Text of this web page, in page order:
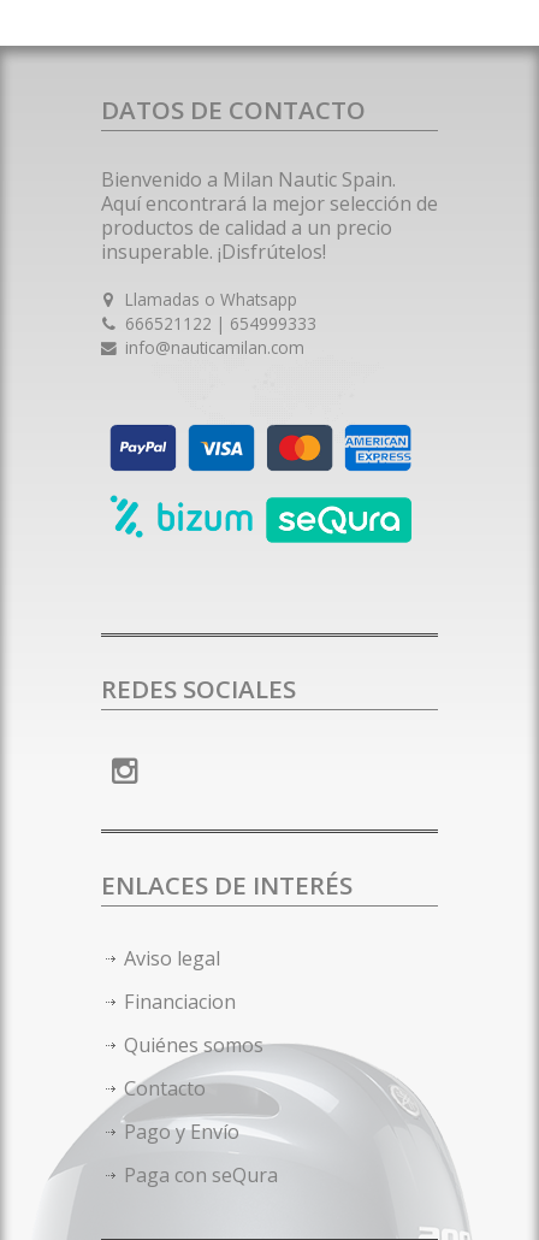
DATOS DE CONTACTO
Bienvenido a Milan Nautic Spain.
Aquí encontrará la mejor selección de
productos de calidad a un precio
insuperable. ¡Disfrútelos!
Llamadas o Whatsapp
666521122 | 654999333
info@nauticamilan.com
REDES SOCIALES
ENLACES DE INTERÉS
Aviso legal
Financiacion
Quiénes somos
Contacto
Pago y Envío
Paga con seQura